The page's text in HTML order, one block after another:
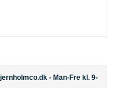
- Man-Fre kl. 9-